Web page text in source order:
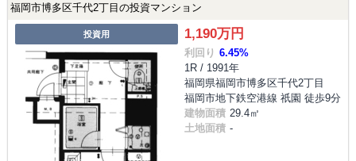
福岡市博多区千代2丁目の投資マンション
投資用 1,190万円
利回り 6.45%
1R / 1991年
福岡県福岡市博多区千代2丁目
福岡市地下鉄空港線 祇園 徒歩9分
建物面積 29.4㎡
土地面積 -